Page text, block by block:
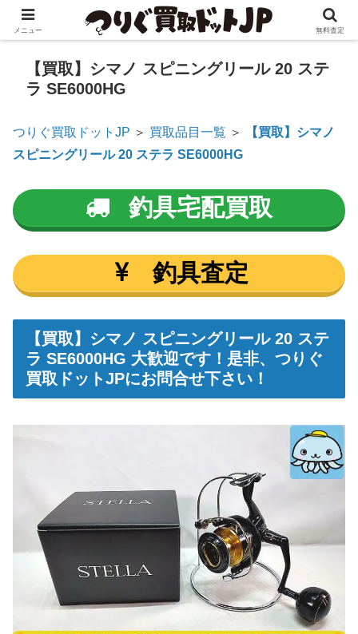
【買取】シマノ スピニングリール 20 ステ
ラ SE6000HG
つりぐ買取ドットJP ＞ 買取品目一覧 ＞
【買取】シマノ
スピニングリール 20 ステラ SE6000HG
釣具宅配買取
釣具査定
【買取】 シマノ スピニングリール 20 ステ
ラ SE6000HG 大歓迎です！是非、つりぐ
買取ドットJPにお問合せ下さい！
メニュー 無料査定